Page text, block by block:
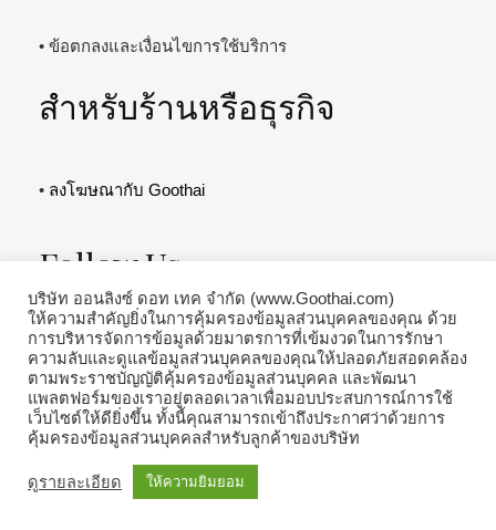
• ข้อตกลงและเงื่อนไขการใช้บริการ
สำหรับร้านหรือธุรกิจ
• ลงโฆษณากับ Goothai
Follow Us
บริษัท ออนลิงซ์ ดอท เทค จำกัด (www.Goothai.com)
ให้ความสำคัญยิ่งในการคุ้มครองข้อมูลส่วนบุคคลของคุณ ด้วย
การบริหารจัดการข้อมูลด้วยมาตรการที่เข้มงวดในการรักษา
ความลับและดูแลข้อมูลส่วนบุคคลของคุณให้ปลอดภัยสอดคล้อง
ตามพระราชบัญญัติคุ้มครองข้อมูลส่วนบุคคล และพัฒนา
แพลตฟอร์มของเราอยู่ตลอดเวลาเพื่อมอบประสบการณ์การใช้
เว็บไซต์ให้ดียิ่งขึ้น ทั้งนี้คุณสามารถเข้าถึงประกาศว่าด้วยการ
คุ้มครองข้อมูลส่วนบุคคลสำหรับลูกค้าของบริษัท
ดูรายละเอียด ให้ความยิมยอม